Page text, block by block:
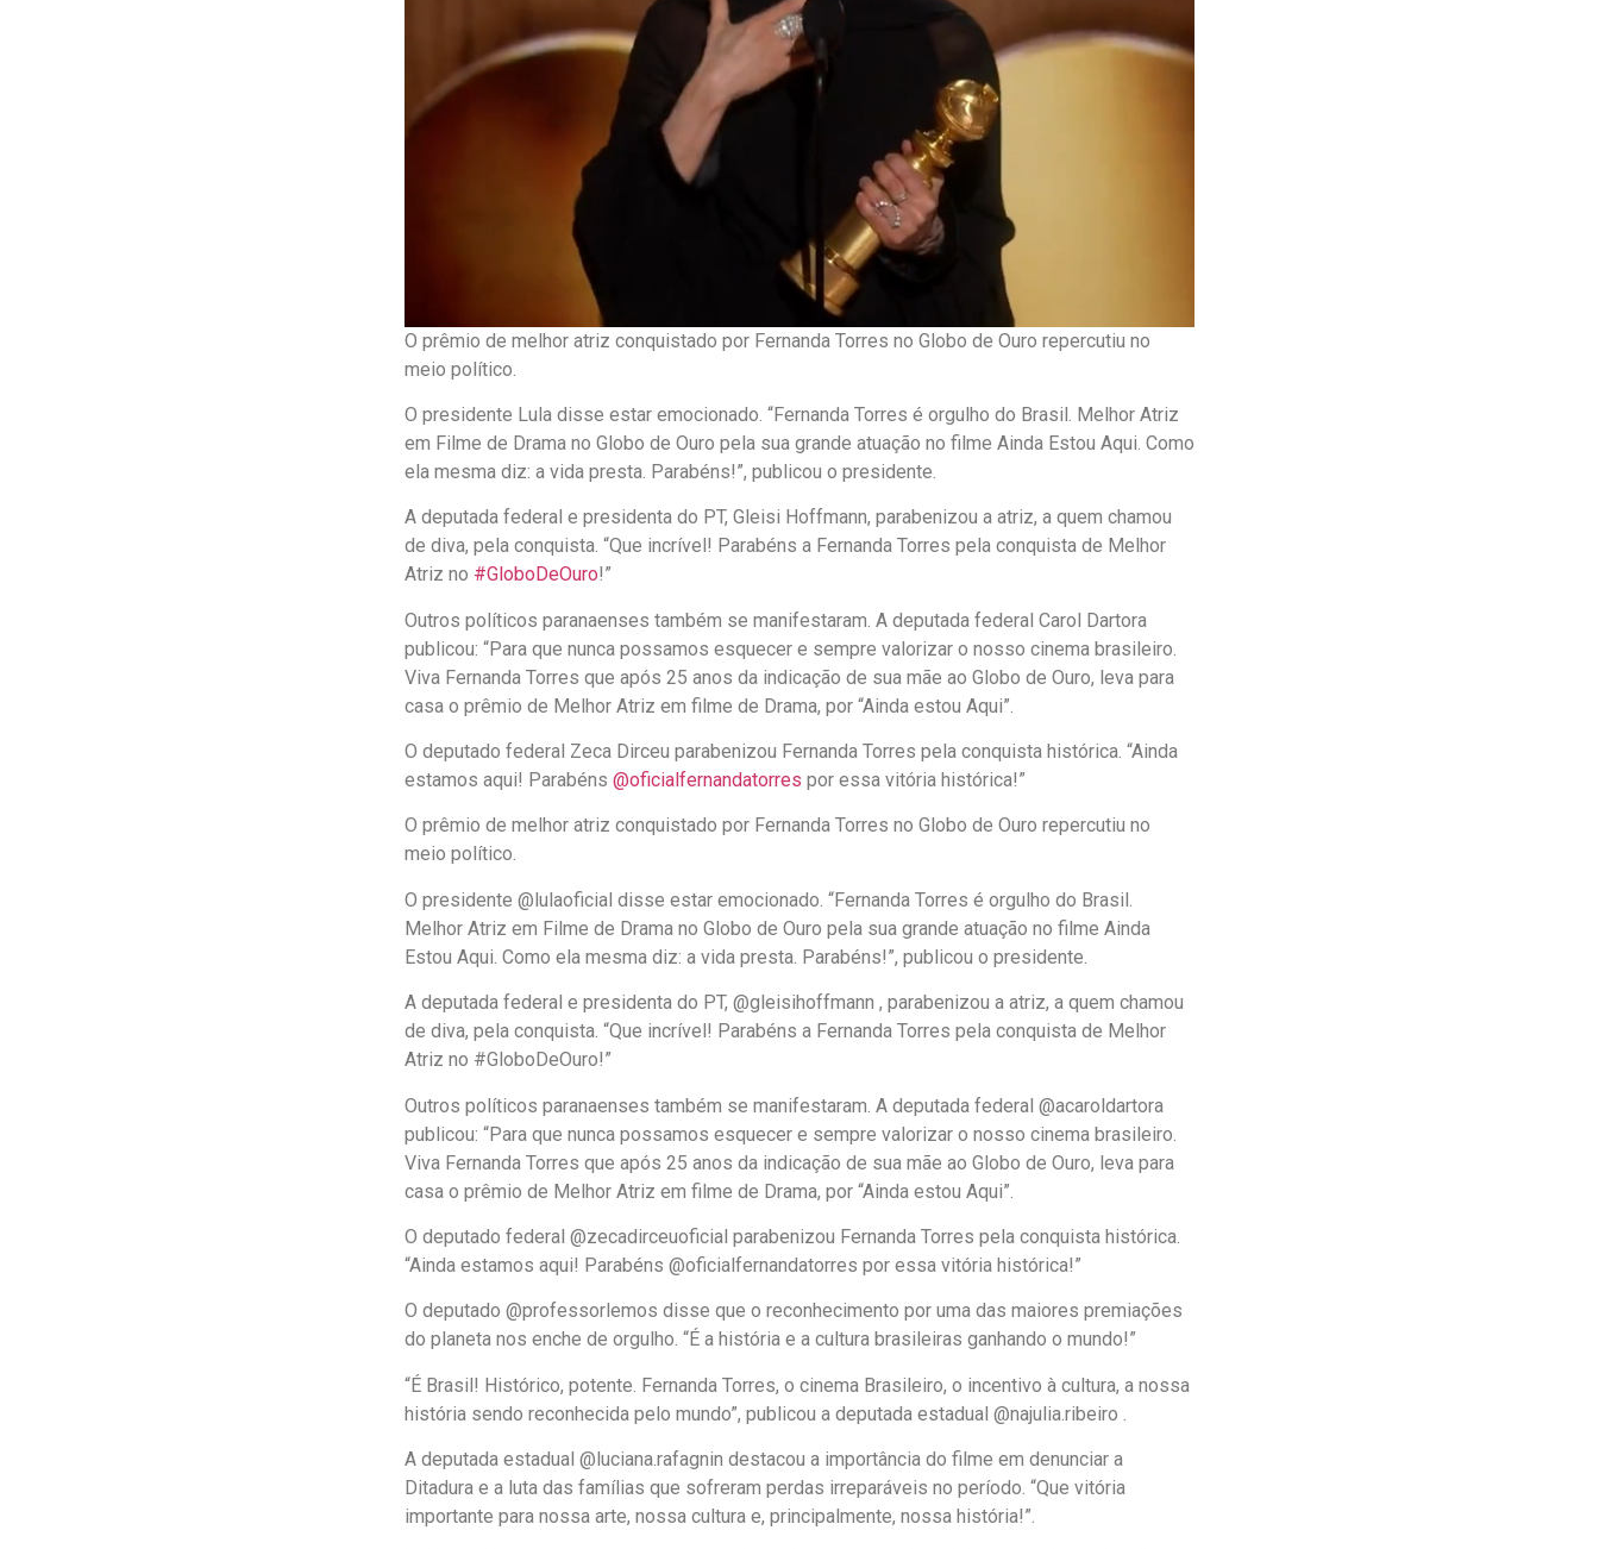
O prêmio de melhor atriz conquistado por Fernanda Torres no Globo de Ouro repercutiu no
meio político.
O presidente Lula disse estar emocionado. “Fernanda Torres é orgulho do Brasil. Melhor Atriz
em Filme de Drama no Globo de Ouro pela sua grande atuação no filme Ainda Estou Aqui. Como
ela mesma diz: a vida presta. Parabéns!”, publicou o presidente.
A deputada federal e presidenta do PT, Gleisi Hoffmann, parabenizou a atriz, a quem chamou
de diva, pela conquista. “Que incrível! Parabéns a Fernanda Torres pela conquista de Melhor
Atriz no #GloboDeOuro!”
Outros políticos paranaenses também se manifestaram. A deputada federal Carol Dartora
publicou: “Para que nunca possamos esquecer e sempre valorizar o nosso cinema brasileiro.
Viva Fernanda Torres que após 25 anos da indicação de sua mãe ao Globo de Ouro, leva para
casa o prêmio de Melhor Atriz em filme de Drama, por “Ainda estou Aqui”.
O deputado federal Zeca Dirceu parabenizou Fernanda Torres pela conquista histórica. “Ainda
estamos aqui! Parabéns @oficialfernandatorres por essa vitória histórica!”
O prêmio de melhor atriz conquistado por Fernanda Torres no Globo de Ouro repercutiu no
meio político.
O presidente @lulaoficial disse estar emocionado. “Fernanda Torres é orgulho do Brasil.
Melhor Atriz em Filme de Drama no Globo de Ouro pela sua grande atuação no filme Ainda
Estou Aqui. Como ela mesma diz: a vida presta. Parabéns!”, publicou o presidente.
A deputada federal e presidenta do PT, @gleisihoffmann , parabenizou a atriz, a quem chamou
de diva, pela conquista. “Que incrível! Parabéns a Fernanda Torres pela conquista de Melhor
Atriz no #GloboDeOuro!”
Outros políticos paranaenses também se manifestaram. A deputada federal @acaroldartora
publicou: “Para que nunca possamos esquecer e sempre valorizar o nosso cinema brasileiro.
Viva Fernanda Torres que após 25 anos da indicação de sua mãe ao Globo de Ouro, leva para
casa o prêmio de Melhor Atriz em filme de Drama, por “Ainda estou Aqui”.
O deputado federal @zecadirceuoficial parabenizou Fernanda Torres pela conquista histórica.
“Ainda estamos aqui! Parabéns @oficialfernandatorres por essa vitória histórica!”
O deputado @professorlemos disse que o reconhecimento por uma das maiores premiações
do planeta nos enche de orgulho. “É a história e a cultura brasileiras ganhando o mundo!”
“É Brasil! Histórico, potente. Fernanda Torres, o cinema Brasileiro, o incentivo à cultura, a nossa
história sendo reconhecida pelo mundo”, publicou a deputada estadual @najulia.ribeiro .
A deputada estadual @luciana.rafagnin destacou a importância do filme em denunciar a
Ditadura e a luta das famílias que sofreram perdas irreparáveis no período. “Que vitória
importante para nossa arte, nossa cultura e, principalmente, nossa história!”.